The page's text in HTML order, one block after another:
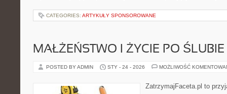
CATEGORIES: ARTYKUŁY SPONSOROWANE
MAŁŻEŃSTWO I ŻYCIE PO ŚLUBIE
POSTED BY ADMIN STY - 24 - 2026 MOŻLIWOŚĆ
ZatrzymajFaceta.pl to